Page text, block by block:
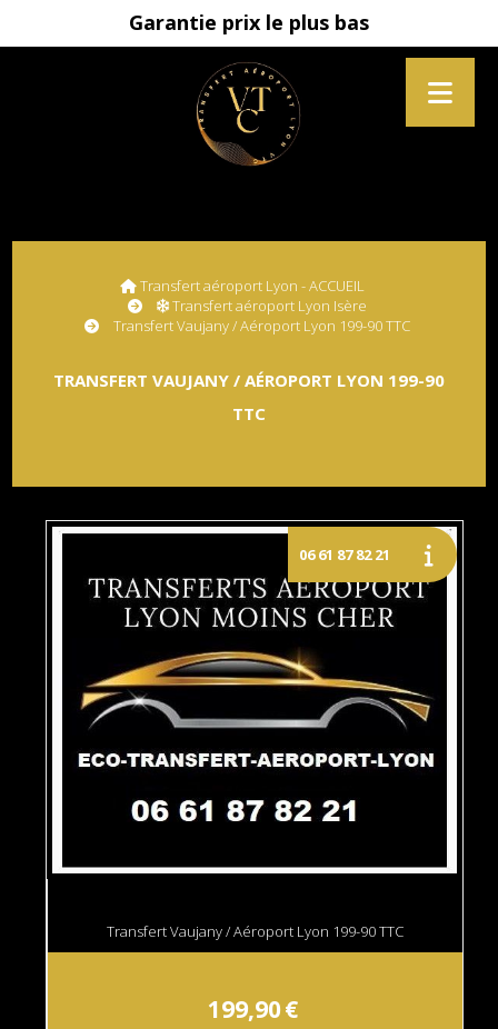
Garantie prix le plus bas
Transfert aéroport Lyon - ACCUEIL
Transfert aéroport Lyon Isère
Transfert Vaujany / Aéroport Lyon 199-90 TTC
TRANSFERT VAUJANY / AÉROPORT LYON 199-90
TTC
Transfert Vaujany / Aéroport Lyon 199-90 TTC
199,90€